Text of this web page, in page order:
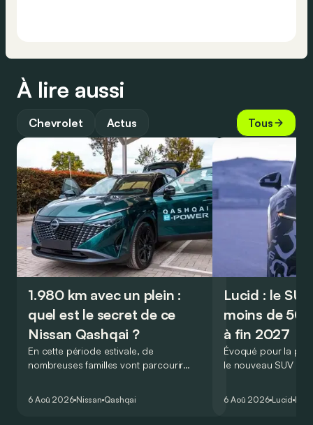
À lire aussi
Chevrolet Actus Tous
1.980 km avec un plein :
quel est le secret de ce
Nissan Qashqai ?
En cette période estivale, de
nombreuses familles vont parcourir
Qashqai e-Power, il serait possible de
6 Aoû 2026 Nissan Qashqai
Lucid : le
moins de
à fin 2027
Évoqué pour la
le nouveau SUV
l’année 2026.
6 Aoû 2026 Lucid